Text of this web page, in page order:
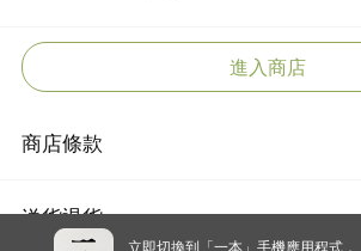
進入商店
商店條款
送貨退貨
立即切換到「一本」手機應用程式，